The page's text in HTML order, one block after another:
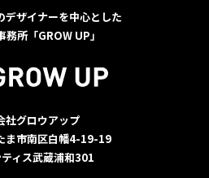
デザイナーを中心とした
務所「GROW UP」
社グロウアップ
ま市南区白幡4-19-19
ィス武蔵浦和301